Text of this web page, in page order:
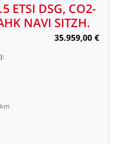
ETSI DSG, CO2-
NAVI SITZH.
35.959,00 €
km